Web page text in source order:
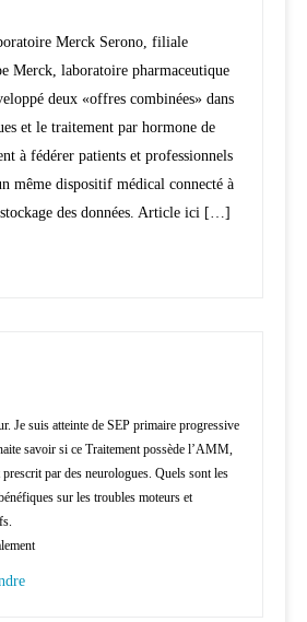
Merck Serono, filiale
Merck, laboratoire pharmaceutique
deux «offres combinées» dans
et le traitement par hormone de
à fédérer patients et professionnels
même dispositif médical connecté à
des données. Article ici […]
Je suis atteinte de SEP primaire progressive
savoir si ce Traitement possède l’AMM,
prescrit par des neurologues. Quels sont les
sur les troubles moteurs et